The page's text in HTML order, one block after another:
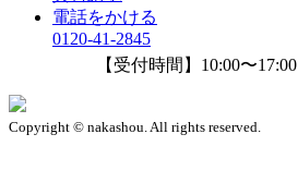
電話をかける
0120-41-2845
【受付時間】10:00〜17:00
Copyright © nakashou. All rights reserved.